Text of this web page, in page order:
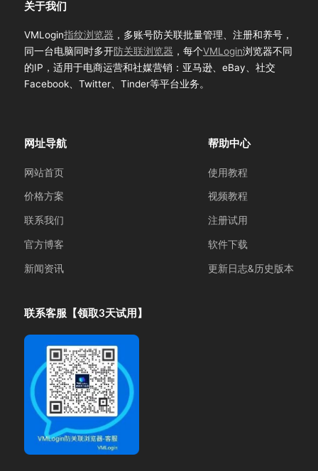
关于我们
VMLogin指纹浏览器 ，多账号防关联批量管理、注册和养号，
同一台电脑同时多开防关联浏览器 ，每个VMLogin浏览器不同
的IP，适用于电商运营和社媒营销：亚马逊、eBay、社交
Facebook、Twitter、Tinder等平台业务。
网址导航
网站首页
价格方案
联系我们
官方博客
新闻资讯
帮助中心
使用教程
视频教程
注册试用
软件下载
更新日志&历史版本
联系客服【领取3天试用】